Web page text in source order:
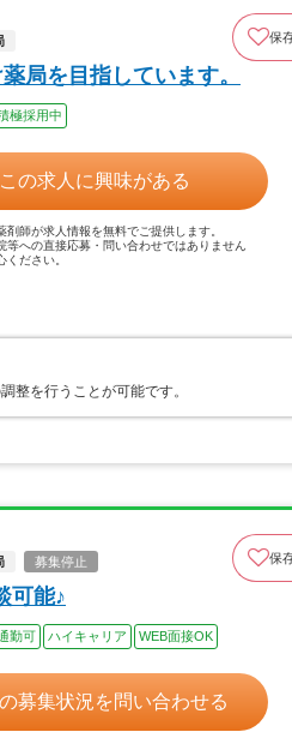
保
局を目指しています。
極採用中
この求人に興味がある
剤師が求人情報を無料でご提供します。
等への直接応募・問い合わせではありません
ください。
整を行うことが可能です。
募集停止 保
可能♪
勤可 ハイキャリア WEB面接OK
募集状況を問い合わせる